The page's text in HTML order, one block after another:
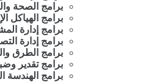
برامج الصحة
برامج الهياكل
برامج إدارة
برامج إدارة
برامج الطرق
برامج تقدير
برامج الهندسة